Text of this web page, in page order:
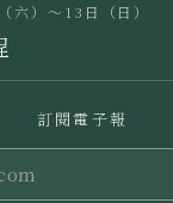
特定商業交易法標示
）～13日（日）
訂閱電子報